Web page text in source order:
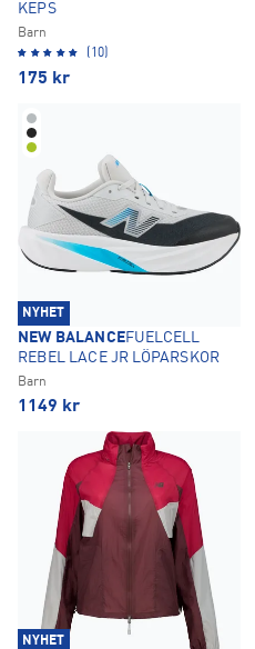
KEPS
Barn
(10)
175 kr
NYHET
NEW BALANCEFUELCELL
REBEL LACE JR LÖPARSKOR
Barn
1149 kr
NYHET